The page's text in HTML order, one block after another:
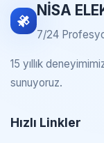
NİSA
7/24
15 yıllık
sunuyoruz.
Hızlı Linkler